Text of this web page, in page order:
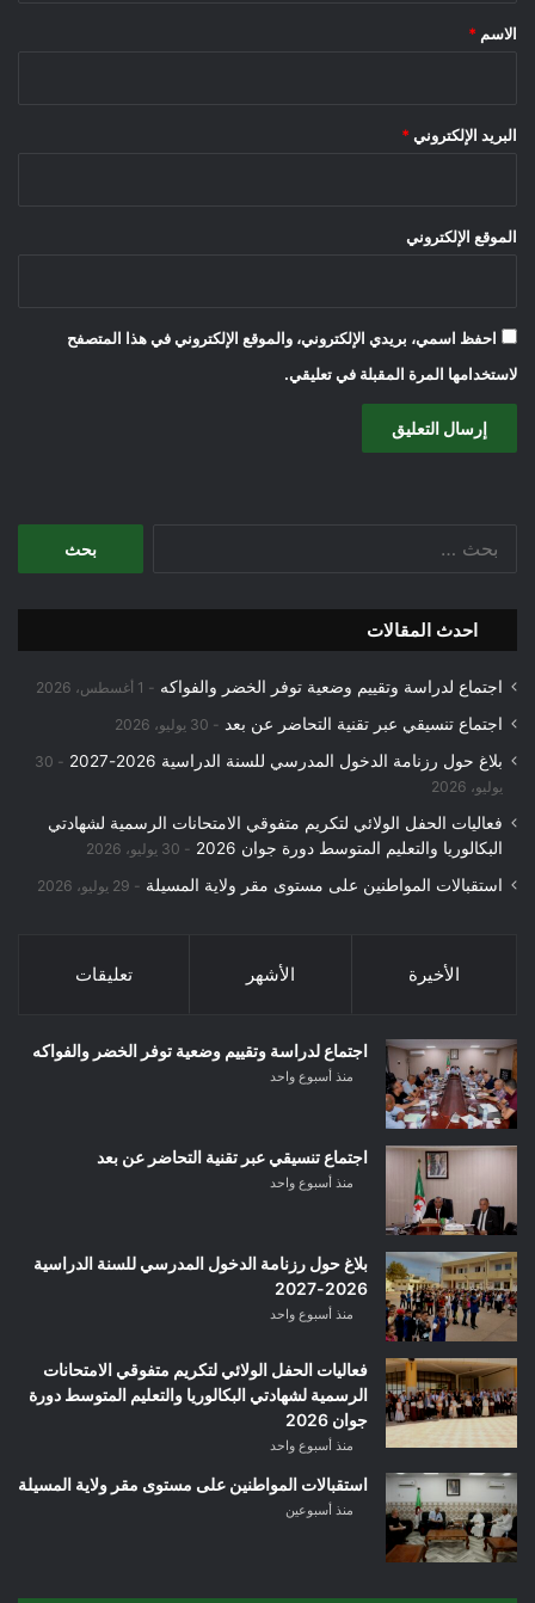
*
الاسم *
البريد الإلكتروني *
الموقع الإلكتروني
احفظ اسمي، بريدي الإلكتروني، والموقع الإلكتروني في هذا المتصفح
لاستخدامها المرة المقبلة في تعليقي.
احدث المقالات
اجتماع لدراسة وتقييم وضعية توفر الخضر والفواكه 1 أغسطس، 2026
اجتماع تنسيقي عبر تقنية التحاضر عن بعد 30 يوليو، 2026
بلاغ حول رزنامة الدخول المدرسي للسنة الدراسية 2026-2027
30
يوليو، 2026
فعاليات الحفل الولائي لتكريم متفوقي الامتحانات الرسمية لشهادتي
البكالوريا والتعليم المتوسط دورة جوان 2026
30 يوليو، 2026
استقبالات المواطنين على مستوى مقر ولاية المسيلة 29 يوليو، 2026
الأخيرة الأشهر تعليقات
اجتماع لدراسة وتقييم وضعية توفر الخضر والفواكه
منذ أسبوع واحد
اجتماع تنسيقي عبر تقنية التحاضر عن بعد
منذ أسبوع واحد
بلاغ حول رزنامة الدخول المدرسي للسنة الدراسية
2026-2027
منذ أسبوع واحد
فعاليات الحفل الولائي لتكريم متفوقي الامتحانات
الرسمية لشهادتي البكالوريا والتعليم المتوسط دورة
جوان 2026
منذ أسبوع واحد
استقبالات المواطنين على مستوى مقر ولاية المسيلة
منذ أسبوعين